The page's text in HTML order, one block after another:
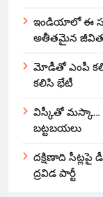
ఇండియాలో‌ ఈ
అతీతమైన
మోడీతో ఎంపీ
కలిసి భేటీ
విస్కీతో మస్కా…
బట్టబయలు
దక్షిణాది సీట్లపై
ద్రవిడ పార్టీ